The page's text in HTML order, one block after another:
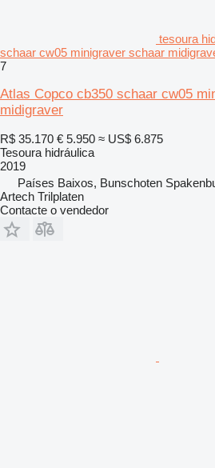
tesoura
schaar cw05 minigraver schaar
7
Atlas Copco cb350 schaar cw05
midigraver
R$ 35.170 € 5.950 ≈ US$ 6.875
Tesoura hidráulica
2019
Países Baixos, Bunschoten
Artech Trilplaten
Contacte o vendedor